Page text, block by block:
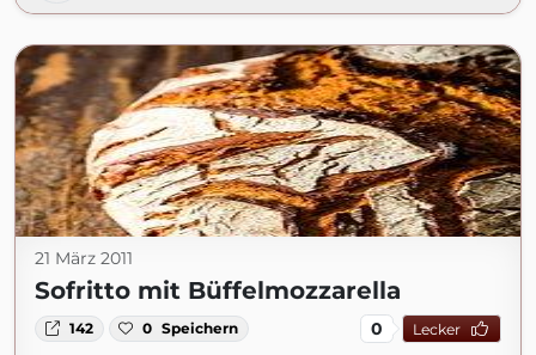
21 März 2011
Sofritto mit Büffelmozzarella
142 0 Speichern 0 Lecker